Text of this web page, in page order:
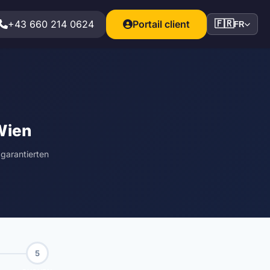
+43 660 214 0624 Portail client 🇫🇷FR
5